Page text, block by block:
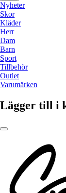
Nyheter
Skor
Kläder
Herr
Dam
Barn
Sport
Tillbehör
Outlet
Varumärken
Lägger till i